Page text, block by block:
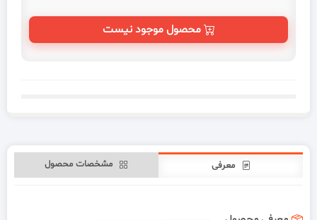
محصول موجود نیست
معرفی مشخصات محصول